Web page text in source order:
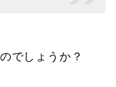
でしょうか？